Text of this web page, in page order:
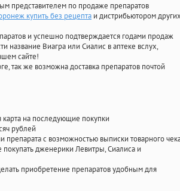
представителем по продаже препаратов
купить без рецепта и дистрибьютором других
и успешно подтверждается годами продаж
название Виагра или Сиалис в аптеке вслух,
сайте!
так же возможна доставка препаратов почтой
карта на последующие покупки
рублей
с возможностью выписки товарного
дженерики Левитры, Сиалиса и
приобретение препаратов удобным для